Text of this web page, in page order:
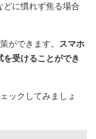
どに慣れず焦る場合
ができます。
スマホ
受けることができ
ックしてみましょ